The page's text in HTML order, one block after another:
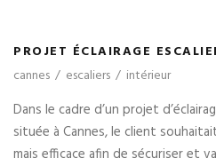
PROJET ÉCLAIRAGE
cannes / escaliers / intérieur
Dans le cadre d’un projet
située à Cannes, le client
mais efficace afin de sécuriser et